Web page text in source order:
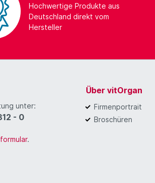
Hochwertige Produkte aus
Deutschland direkt vom
Hersteller
unter:
- 0
.
Über vitOrgan
Firmenportrait
Broschüren